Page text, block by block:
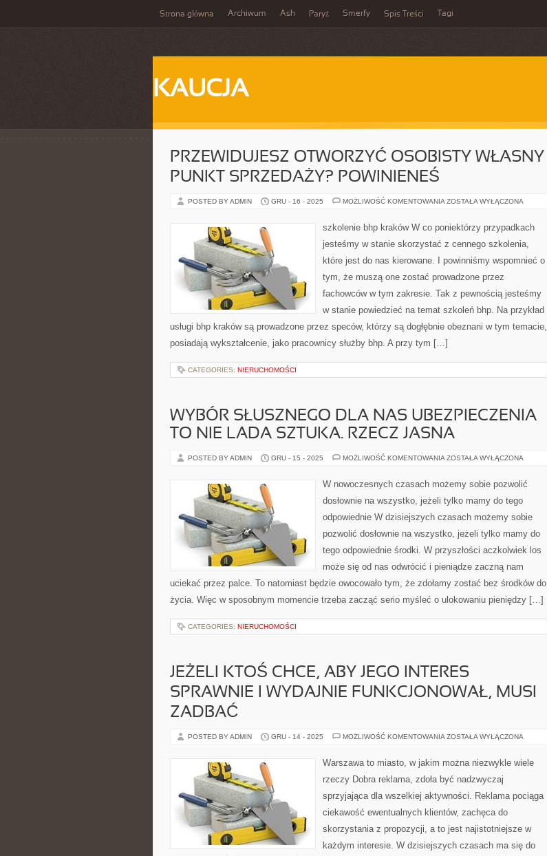
Strona główna Archiwum Ash Paryż Smerfy Spis Treści Tagi
KAUCJA
PRZEWIDUJESZ OTWORZYĆ OSOBISTY WŁASNY
PUNKT SPRZEDAŻY? POWINIENEŚ
POSTED BY ADMIN GRU - 16 - 2025 MOŻLIWOŚĆ KOMENTOWANIA PRZEWIDUJESZ
WŁASNY
PUNKT
POWINIENEŚ
ZOSTAŁA WYŁĄCZONA
szkolenie bhp kraków W co poniektórzy przypadkach
jesteśmy w stanie skorzystać z cennego szkolenia,
które jest do nas kierowane. I powinniśmy wspomnieć o
tym, że muszą one zostać prowadzone przez
fachowców w tym zakresie. Tak z pewnością jesteśmy
w stanie powiedzieć na temat szkoleń bhp. Na przykład
usługi bhp kraków są prowadzone przez speców, którzy są dogłębnie obeznani w tym temacie,
posiadają wykształcenie, jako pracownicy służby bhp. A przy tym […]
CATEGORIES: NIERUCHOMOŚCI
WYBÓR SŁUSZNEGO DLA NAS UBEZPIECZENIA
TO NIE LADA SZTUKA. RZECZ JASNA
POSTED BY ADMIN GRU - 15 - 2025 MOŻLIWOŚĆ KOMENTOWANIA WYBÓR
NAS
UBEZPIECZENIA
NIE
SZTUKA.
JASNA
ZOSTAŁA WYŁĄCZONA
W nowoczesnych czasach możemy sobie pozwolić
dosłownie na wszystko, jeżeli tylko mamy do tego
odpowiednie W dzisiejszych czasach możemy sobie
pozwolić dosłownie na wszystko, jeżeli tylko mamy do
tego odpowiednie środki. W przyszłości aczkolwiek los
może się od nas odwrócić i pieniądze zaczną nam
uciekać przez palce. To natomiast będzie owocowało tym, że zdołamy zostać bez środków do
życia. Więc w sposobnym momencie trzeba zacząć serio myśleć o ulokowaniu pieniędzy […]
CATEGORIES: NIERUCHOMOŚCI
JEŻELI KTOŚ CHCE, ABY JEGO INTERES
SPRAWNIE I WYDAJNIE FUNKCJONOWAŁ, MUSI
ZADBAĆ
POSTED BY ADMIN GRU - 14 - 2025 MOŻLIWOŚĆ KOMENTOWANIA JEŻELI
ABY
JEGO
SPRAWNIE
WYDAJNIE
MUSI
ZADBAĆ
ZOSTAŁA WYŁĄCZONA
Warszawa to miasto, w jakim można niezwykle wiele
rzeczy Dobra reklama, zdoła być nadzwyczaj
sprzyjająca dla wszelkiej aktywności. Reklama pociąga
ciekawość ewentualnych klientów, zachęca do
skorzystania z propozycji, a to jest najistotniejsze w
każdym interesie. W dzisiejszych czasach ma się do